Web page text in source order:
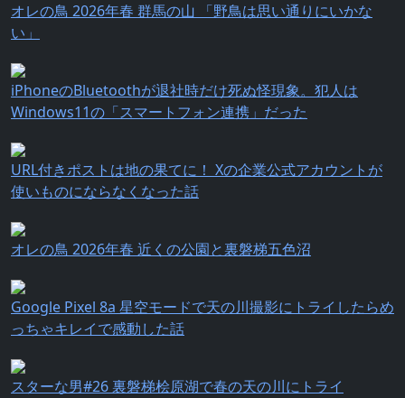
オレの鳥 2026年春 群馬の山 「野鳥は思い通りにいかな
い」
iPhoneのBluetoothが退社時だけ死ぬ怪現象。犯人は
Windows11の「スマートフォン連携」だった
URL付きポストは地の果てに！ Xの企業公式アカウントが
使いものにならなくなった話
オレの鳥 2026年春 近くの公園と裏磐梯五色沼
Google Pixel 8a 星空モードで天の川撮影にトライしたらめ
っちゃキレイで感動した話
スターな男#26 裏磐梯桧原湖で春の天の川にトライ